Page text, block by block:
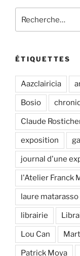
pour
ÉTIQUETTES
Aazclairicia
Bosio
Claude
exposition
journal d'une
l'Atelier Franck
laure matarasso
librairie
Lou Can
Patrick Moya